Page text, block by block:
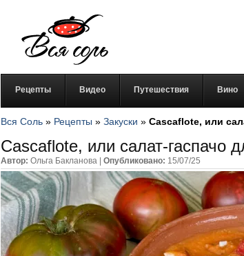
Рецепты Видео Путешествия Вино
Вся Соль » Рецепты » Закуски » Cascaflote, или
Cascaflote, или салат-гаспачо
Автор: Ольга Бакланова | Опубликовано: 15/07/25